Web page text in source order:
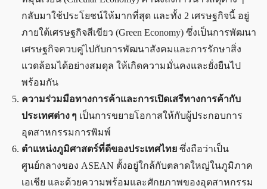
กลับมาใช้ประโยชน์ให้มากที่สุด และทั้ง 2 เศรษฐกิจนี้ อยู่
ภายใต้เศรษฐกิจสีเขียว (Green Economy) ซึ่งเป็นการพัฒนา
เศรษฐกิจควบคู่ไปกับการพัฒนาสังคมและการรักษาสิ่ง
แวดล้อมได้อย่างสมดุล ให้เกิดความมั่นคงและยั่งยืนไป
พร้อมกัน
ความร่วมมือทางการค้าและการเปิดเสรีทางการค้ากับ
ประเทศต่าง ๆ เป็นการขยายโอกาสให้กับผู้ประกอบการ
อุตสาหกรรมการพิมพ์
ตำแหน่งภูมิศาสตร์ที่ดีของประเทศไทย ซึ่งถือว่าเป็น
ศูนย์กลางของ ASEAN ตั้งอยู่ใกล้กับตลาดใหญ่ในภูมิภาค
เอเชีย และด้วยความพร้อมและศักยภาพของอุตสาหกรรม